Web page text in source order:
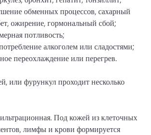
обменных процессов, сахарный
ожирение, гормональный сбой;
потливость;
алкоголем или сладостями;
переохлаждение или перегрев.
или фурункул проходит несколько
Под кожей из клеточных
лимфы и крови формируется